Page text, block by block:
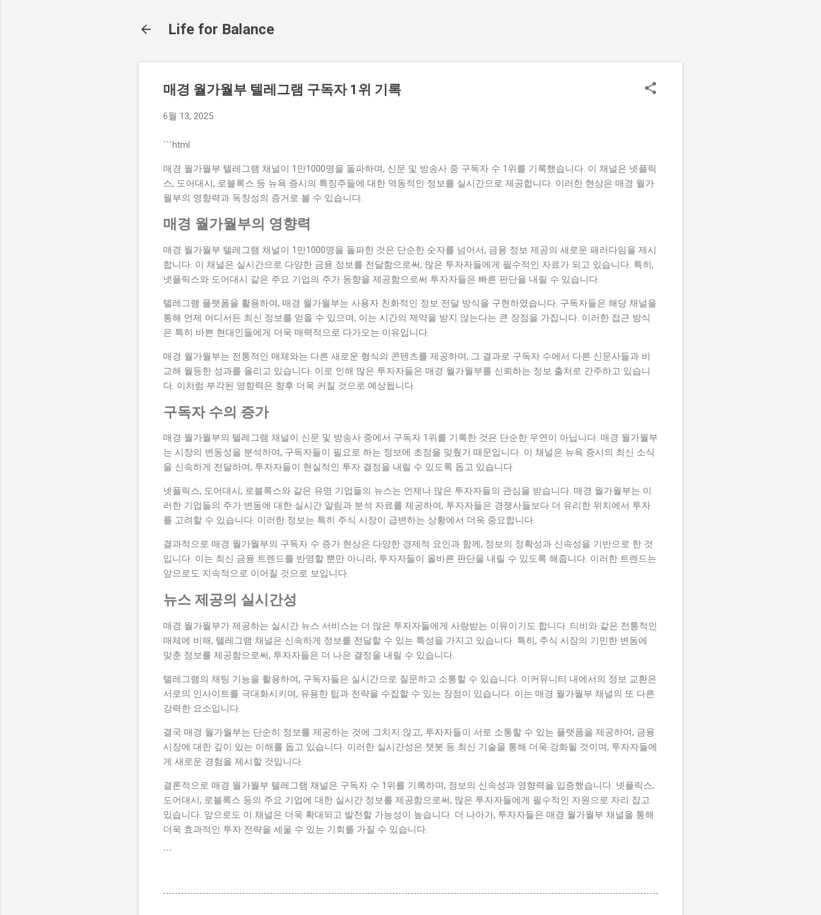
Life for Balance
매경 월가월부 텔레그램 구독자 1위 기록
6월 13, 2025
```html
매경 월가월부 텔레그램 채널이 1만1000명을 돌파하며, 신문 및 방송사 중 구독자 수 1위를 기록했습니다. 이 채널은 넷플릭
스, 도어대시, 로블록스 등 뉴욕 증시의 특징주들에 대한 역동적인 정보를 실시간으로 제공합니다. 이러한 현상은 매경 월가
월부의 영향력과 독창성의 증거로 볼 수 있습니다.
매경 월가월부의 영향력
매경 월가월부 텔레그램 채널이 1만1000명을 돌파한 것은 단순한 숫자를 넘어서, 금융 정보 제공의 새로운 패러다임을 제시
합니다. 이 채널은 실시간으로 다양한 금융 정보를 전달함으로써, 많은 투자자들에게 필수적인 자료가 되고 있습니다. 특히,
넷플릭스와 도어대시 같은 주요 기업의 주가 동향을 제공함으로써 투자자들은 빠른 판단을 내릴 수 있습니다.
텔레그램 플랫폼을 활용하여, 매경 월가월부는 사용자 친화적인 정보 전달 방식을 구현하였습니다. 구독자들은 해당 채널을
통해 언제 어디서든 최신 정보를 얻을 수 있으며, 이는 시간의 제약을 받지 않는다는 큰 장점을 가집니다. 이러한 접근 방식
은 특히 바쁜 현대인들에게 더욱 매력적으로 다가오는 이유입니다.
매경 월가월부는 전통적인 매체와는 다른 새로운 형식의 콘텐츠를 제공하며, 그 결과로 구독자 수에서 다른 신문사들과 비
교해 월등한 성과를 올리고 있습니다. 이로 인해 많은 투자자들은 매경 월가월부를 신뢰하는 정보 출처로 간주하고 있습니
다. 이처럼 부각된 영향력은 향후 더욱 커질 것으로 예상됩니다.
구독자 수의 증가
매경 월가월부의 텔레그램 채널이 신문 및 방송사 중에서 구독자 1위를 기록한 것은 단순한 우연이 아닙니다. 매경 월가월부
는 시장의 변동성을 분석하여, 구독자들이 필요로 하는 정보에 초점을 맞췄기 때문입니다. 이 채널은 뉴욕 증시의 최신 소식
을 신속하게 전달하여, 투자자들이 현실적인 투자 결정을 내릴 수 있도록 돕고 있습니다.
넷플릭스, 도어대시, 로블록스와 같은 유명 기업들의 뉴스는 언제나 많은 투자자들의 관심을 받습니다. 매경 월가월부는 이
러한 기업들의 주가 변동에 대한 실시간 알림과 분석 자료를 제공하여, 투자자들은 경쟁사들보다 더 유리한 위치에서 투자
를 고려할 수 있습니다. 이러한 정보는 특히 주식 시장이 급변하는 상황에서 더욱 중요합니다.
결과적으로 매경 월가월부의 구독자 수 증가 현상은 다양한 경제적 요인과 함께, 정보의 정확성과 신속성을 기반으로 한 것
입니다. 이는 최신 금융 트렌드를 반영할 뿐만 아니라, 투자자들이 올바른 판단을 내릴 수 있도록 해줍니다. 이러한 트렌드는
앞으로도 지속적으로 이어질 것으로 보입니다.
뉴스 제공의 실시간성
매경 월가월부가 제공하는 실시간 뉴스 서비스는 더 많은 투자자들에게 사랑받는 이유이기도 합니다. 티비와 같은 전통적인
매체에 비해, 텔레그램 채널은 신속하게 정보를 전달할 수 있는 특성을 가지고 있습니다. 특히, 주식 시장의 기민한 변동에
맞춘 정보를 제공함으로써, 투자자들은 더 나은 결정을 내릴 수 있습니다.
텔레그램의 채팅 기능을 활용하여, 구독자들은 실시간으로 질문하고 소통할 수 있습니다. 이커뮤니티 내에서의 정보 교환은
서로의 인사이트를 극대화시키며, 유용한 팁과 전략을 수집할 수 있는 장점이 있습니다. 이는 매경 월가월부 채널의 또 다른
강력한 요소입니다.
결국 매경 월가월부는 단순히 정보를 제공하는 것에 그치지 않고, 투자자들이 서로 소통할 수 있는 플랫폼을 제공하여, 금융
시장에 대한 깊이 있는 이해를 돕고 있습니다. 이러한 실시간성은 챗봇 등 최신 기술을 통해 더욱 강화될 것이며, 투자자들에
게 새로운 경험을 제시할 것입니다.
결론적으로 매경 월가월부 텔레그램 채널은 구독자 수 1위를 기록하며, 정보의 신속성과 영향력을 입증했습니다. 넷플릭스,
도어대시, 로블록스 등의 주요 기업에 대한 실시간 정보를 제공함으로써, 많은 투자자들에게 필수적인 자원으로 자리 잡고
있습니다. 앞으로도 이 채널은 더욱 확대되고 발전할 가능성이 높습니다. 더 나아가, 투자자들은 매경 월가월부 채널을 통해
더욱 효과적인 투자 전략을 세울 수 있는 기회를 가질 수 있습니다.
```